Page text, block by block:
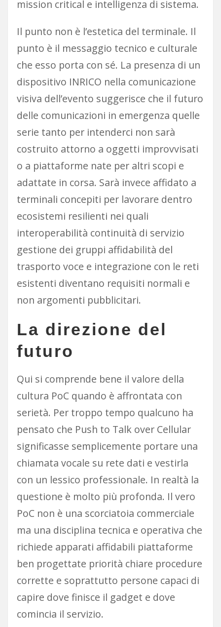
mission critical e intelligenza di sistema.
Il punto non è l’estetica del terminale. Il
punto è il messaggio tecnico e culturale
che esso porta con sé. La presenza di un
dispositivo INRICO nella comunicazione
visiva dell’evento suggerisce che il futuro
delle comunicazioni in emergenza quelle
serie tanto per intenderci non sarà
costruito attorno a oggetti improvvisati
o a piattaforme nate per altri scopi e
adattate in corsa. Sarà invece affidato a
terminali concepiti per lavorare dentro
ecosistemi resilienti nei quali
interoperabilità continuità di servizio
gestione dei gruppi affidabilità del
trasporto voce e integrazione con le reti
esistenti diventano requisiti normali e
non argomenti pubblicitari.
La direzione del
futuro
Qui si comprende bene il valore della
cultura PoC quando è affrontata con
serietà. Per troppo tempo qualcuno ha
pensato che Push to Talk over Cellular
significasse semplicemente portare una
chiamata vocale su rete dati e vestirla
con un lessico professionale. In realtà la
questione è molto più profonda. Il vero
PoC non è una scorciatoia commerciale
ma una disciplina tecnica e operativa che
richiede apparati affidabili piattaforme
ben progettate priorità chiare procedure
corrette e soprattutto persone capaci di
capire dove finisce il gadget e dove
comincia il servizio.